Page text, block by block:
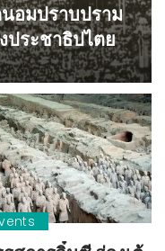
อมปราบปราม
ประชาธิปไตย
วนมาก